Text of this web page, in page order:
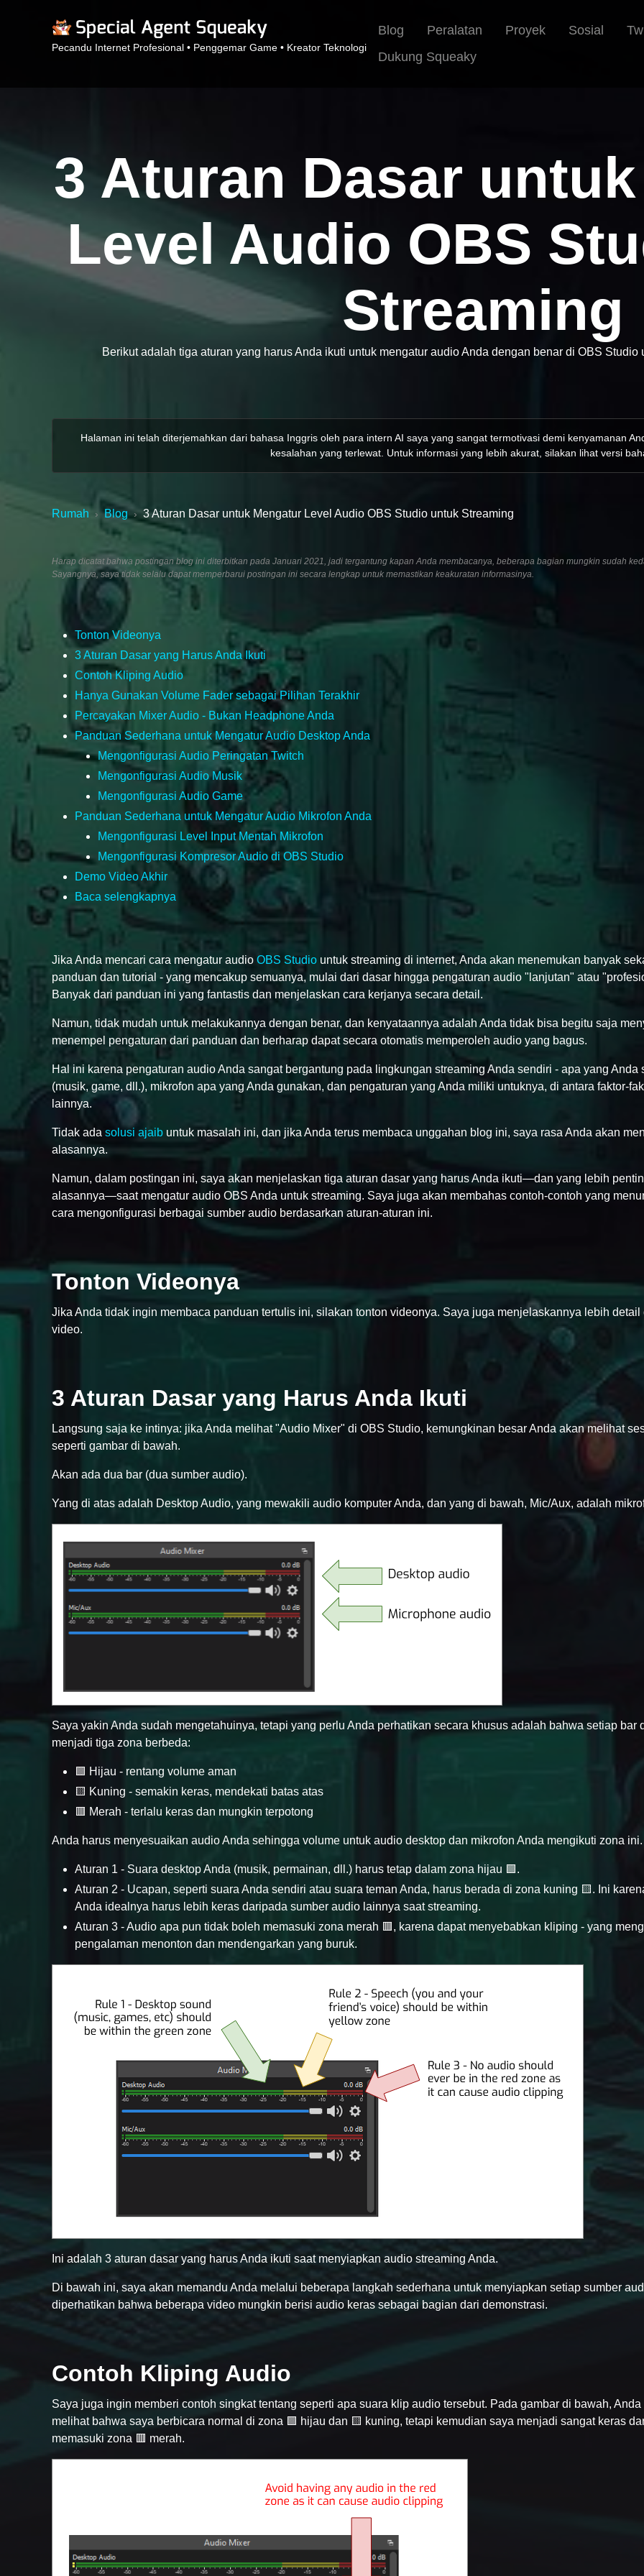
Pecandu Internet Profesional • Penggemar Game • Kreator Teknologi
Blog Peralatan Proyek Sosial
Dukung Squeaky
3 Aturan Dasar
Level Audio OBS
Streaming
Berikut adalah tiga aturan yang harus Anda ikuti untuk mengatur audio Anda dengan benar di OBS
Halaman ini telah diterjemahkan dari bahasa Inggris oleh para intern AI saya yang sangat termotivasi demi kenyamanan
kesalahan yang terlewat. Untuk informasi yang lebih akurat, silakan lihat versi
Rumah › Blog › 3 Aturan Dasar untuk Mengatur Level Audio OBS Studio untuk Streaming
Harap dicatat bahwa postingan blog ini diterbitkan pada Januari 2021, jadi tergantung kapan Anda membacanya, beberapa bagian mungkin sudah
Sayangnya, saya tidak selalu dapat memperbarui postingan ini secara lengkap untuk memastikan keakuratan informasinya.
Tonton Videonya
3 Aturan Dasar yang Harus Anda Ikuti
Contoh Kliping Audio
Hanya Gunakan Volume Fader sebagai Pilihan Terakhir
Percayakan Mixer Audio - Bukan Headphone Anda
Panduan Sederhana untuk Mengatur Audio Desktop Anda
Mengonfigurasi Audio Peringatan Twitch
Mengonfigurasi Audio Musik
Mengonfigurasi Audio Game
Panduan Sederhana untuk Mengatur Audio Mikrofon Anda
Mengonfigurasi Level Input Mentah Mikrofon
Mengonfigurasi Kompresor Audio di OBS Studio
Demo Video Akhir
Baca selengkapnya
Jika Anda mencari cara mengatur audio OBS Studio untuk streaming di internet, Anda akan menemukan banyak
panduan dan tutorial - yang mencakup semuanya, mulai dari dasar hingga pengaturan audio "lanjutan" atau
Banyak dari panduan ini yang fantastis dan menjelaskan cara kerjanya secara detail.
Namun, tidak mudah untuk melakukannya dengan benar, dan kenyataannya adalah Anda tidak bisa begitu saja
menempel pengaturan dari panduan dan berharap dapat secara otomatis memperoleh audio yang bagus.
Hal ini karena pengaturan audio Anda sangat bergantung pada lingkungan streaming Anda sendiri - apa yang Anda
(musik, game, dll.), mikrofon apa yang Anda gunakan, dan pengaturan yang Anda miliki untuknya, di antara faktor-
lainnya.
Tidak ada solusi ajaib untuk masalah ini, dan jika Anda terus membaca unggahan blog ini, saya rasa Anda akan
alasannya.
Namun, dalam postingan ini, saya akan menjelaskan tiga aturan dasar yang harus Anda ikuti—dan yang lebih
alasannya—saat mengatur audio OBS Anda untuk streaming. Saya juga akan membahas contoh-contoh yang
cara mengonfigurasi berbagai sumber audio berdasarkan aturan-aturan ini.
Tonton Videonya
Jika Anda tidak ingin membaca panduan tertulis ini, silakan tonton videonya. Saya juga menjelaskannya lebih detail
video.
3 Aturan Dasar yang Harus Anda Ikuti
Langsung saja ke intinya: jika Anda melihat "Audio Mixer" di OBS Studio, kemungkinan besar Anda akan melihat
seperti gambar di bawah.
Akan ada dua bar (dua sumber audio).
Yang di atas adalah Desktop Audio, yang mewakili audio komputer Anda, dan yang di bawah, Mic/Aux, adalah
Saya yakin Anda sudah mengetahuinya, tetapi yang perlu Anda perhatikan secara khusus adalah bahwa setiap bar
menjadi tiga zona berbeda:
🟩 Hijau - rentang volume aman
🟨 Kuning - semakin keras, mendekati batas atas
🟥 Merah - terlalu keras dan mungkin terpotong
Anda harus menyesuaikan audio Anda sehingga volume untuk audio desktop dan mikrofon Anda mengikuti zona ini.
Aturan 1 - Suara desktop Anda (musik, permainan, dll.) harus tetap dalam zona hijau 🟩.
Aturan 2 - Ucapan, seperti suara Anda sendiri atau suara teman Anda, harus berada di zona kuning 🟨. Ini
Anda idealnya harus lebih keras daripada sumber audio lainnya saat streaming.
Aturan 3 - Audio apa pun tidak boleh memasuki zona merah 🟥, karena dapat menyebabkan kliping - yang
pengalaman menonton dan mendengarkan yang buruk.
Ini adalah 3 aturan dasar yang harus Anda ikuti saat menyiapkan audio streaming Anda.
Di bawah ini, saya akan memandu Anda melalui beberapa langkah sederhana untuk menyiapkan setiap sumber
diperhatikan bahwa beberapa video mungkin berisi audio keras sebagai bagian dari demonstrasi.
Contoh Kliping Audio
Saya juga ingin memberi contoh singkat tentang seperti apa suara klip audio tersebut. Pada gambar di bawah, Anda
melihat bahwa saya berbicara normal di zona 🟩 hijau dan 🟨 kuning, tetapi kemudian saya menjadi sangat keras
memasuki zona 🟥 merah.